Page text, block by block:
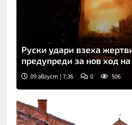
Руски удари взеха
предупреди за нов ход
09 август | 7:36 0 506